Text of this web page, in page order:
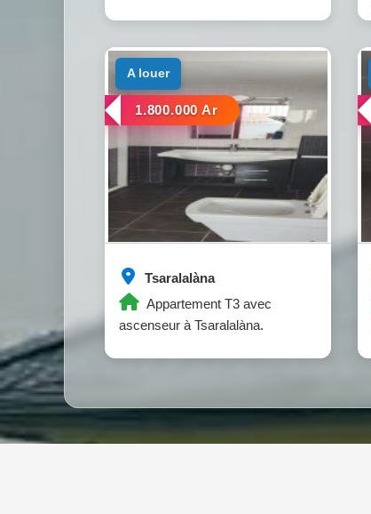
Tsaralalàna
Appartement T3 avec
ascenseur à Tsaralalàna.
a louer
1.800.000 Ar